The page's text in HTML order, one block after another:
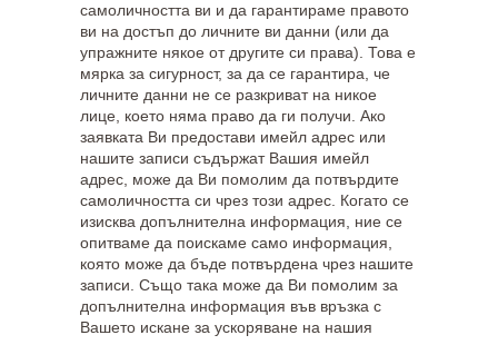
самоличността ви и да гарантираме правото
ви на достъп до личните ви данни (или да
упражните някое от другите си права). Това е
мярка за сигурност, за да се гарантира, че
личните данни не се разкриват на никое
лице, което няма право да ги получи. Ако
заявката Ви предостави имейл адрес или
нашите записи съдържат Вашия имейл
адрес, може да Ви помолим да потвърдите
самоличността си чрез този адрес. Когато се
изисква допълнителна информация, ние се
опитваме да поискаме само информация,
която може да бъде потвърдена чрез нашите
записи. Също така може да Ви помолим за
допълнителна информация във връзка с
Вашето искане за ускоряване на нашия